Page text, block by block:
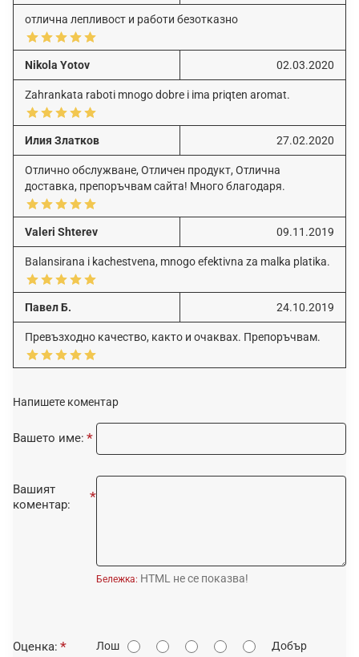
отлична лепливост и работи безотказно
Nikola Yotov 02.03.2020
Zahrankata raboti mnogo dobre i ima priqten aromat.
Илия Златков 27.02.2020
Отлично обслужване, Отличен продукт, Отлична
доставка, препоръчвам сайта! Много благодаря.
Valeri Shterev 09.11.2019
Balansirana i kachestvena, mnogo efektivna za malka platika.
Павел Б. 24.10.2019
Превъзходно качество, както и очаквах. Препоръчвам.
Напишете коментар
Вашето име:
Вашият
коментар:
Бележка: HTML не се показва!
О
Оценка: Лош Добър